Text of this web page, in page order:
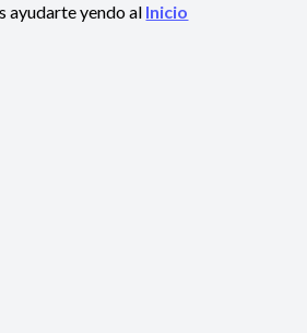
ayudarte yendo al Inicio